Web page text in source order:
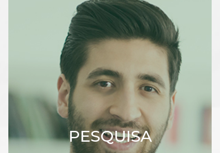
PESQUISA